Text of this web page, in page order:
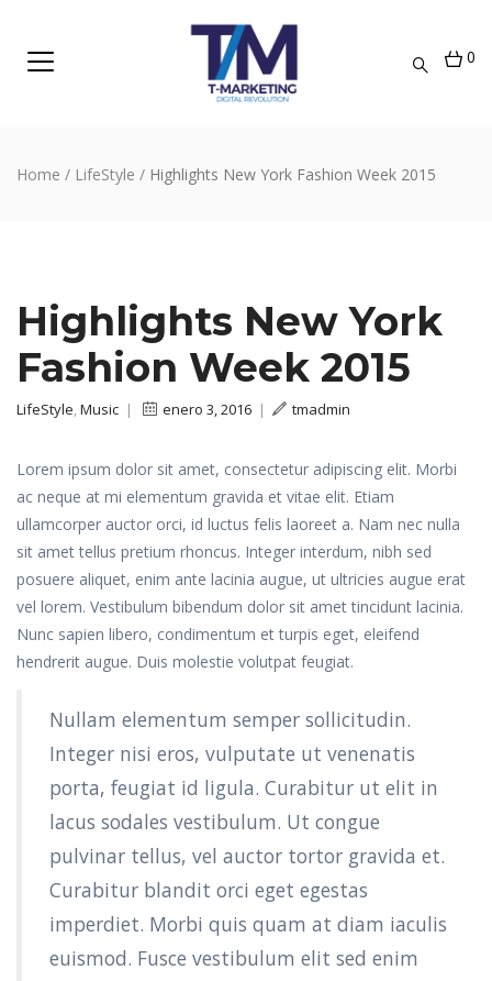
0
Home / LifeStyle / Highlights New York Fashion Week 2015
Highlights New York
Fashion Week 2015
LifeStyle,Music | enero 3, 2016 | tmadmin
Lorem ipsum dolor sit amet, consectetur adipiscing elit. Morbi
ac neque at mi elementum gravida et vitae elit. Etiam
ullamcorper auctor orci, id luctus felis laoreet a. Nam nec nulla
sit amet tellus pretium rhoncus. Integer interdum, nibh sed
posuere aliquet, enim ante lacinia augue, ut ultricies augue erat
vel lorem. Vestibulum bibendum dolor sit amet tincidunt lacinia.
Nunc sapien libero, condimentum et turpis eget, eleifend
hendrerit augue. Duis molestie volutpat feugiat.
Nullam elementum semper sollicitudin.
Integer nisi eros, vulputate ut venenatis
porta, feugiat id ligula. Curabitur ut elit in
lacus sodales vestibulum. Ut congue
pulvinar tellus, vel auctor tortor gravida et.
Curabitur blandit orci eget egestas
imperdiet. Morbi quis quam at diam iaculis
euismod. Fusce vestibulum elit sed enim